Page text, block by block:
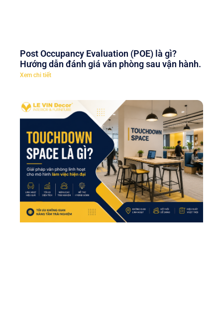
Post Occupancy Evaluation (POE) là gì?
Hướng dẫn đánh giá văn phòng sau vận hành.
Xem chi tiết